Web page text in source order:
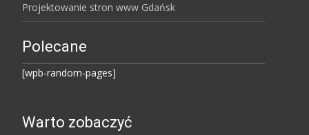
Projektowanie stron www Gdańsk
Polecane
[wpb-random-pages]
Warto zobaczyć